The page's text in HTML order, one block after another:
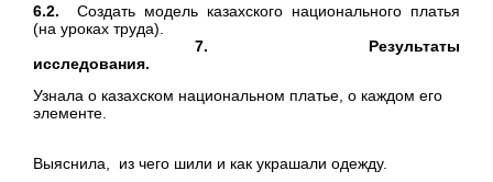
6.2. Создать модель казахского национального платья
(на уроках труда).
7. Результаты
Узнала о казахском национальном платье, о каждом его
Выяснила, из чего шили и как украшали одежду.